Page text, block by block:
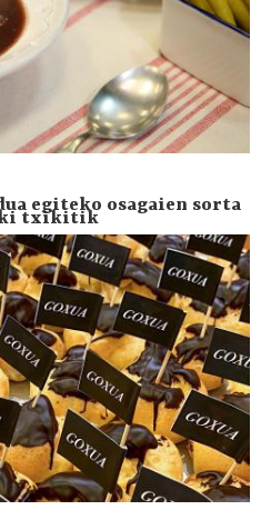
egiteko osagaien sorta
txikitik